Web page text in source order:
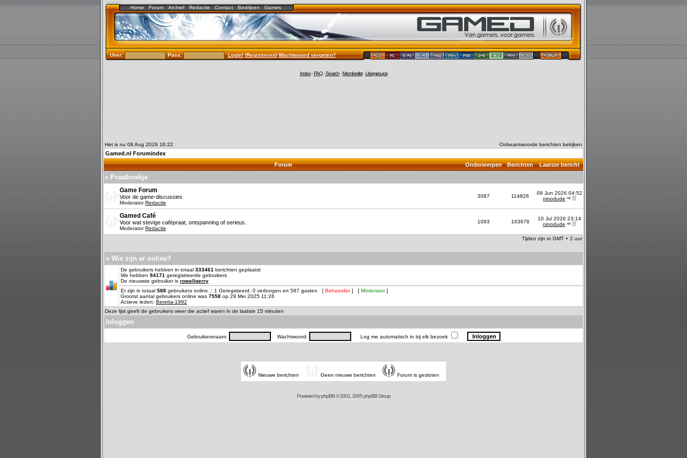
Home Forum Archief Redactie Contact Bedrijven Games
User: Pass: Login!(Registreren)Wachtwoord vergeten?
Index-FAQ-Search-Memberlist-Usergroups
Het is nu 08 Aug 2026 16:22 Onbeantwoorde berichten bekijken
Gamed.nl Forumindex
Forum
Onderwerpen Berichten Laatste bericht
» Praathoekje
Game Forum
Voor de game-discussies
ModeratorRedactie
3087 114826
09 Jun 2026 04:52
ninodude
Gamed Café
Voor wat stevige cafépraat, ontspanning of serieus.
ModeratorRedactie
1093 163676
10 Jul 2026 23:14
ninodude
Tijden zijn in GMT + 2 uur
» Wie zijn er online?
De gebruikers hebben in totaal 333461 berichten geplaatst
We hebben 94171 geregistreerde gebruikers
De nieuwste gebruiker is rowellgerry
Er zijn in totaal 588 gebruikers online :: 1 Geregisteerd, 0 verborgen en 587 gasten [ Beheerder] [ Moderator]
Grootst aantal gebruikers online was 7558 op 29 Mei 2025 11:26
Actieve leden: Beretta-1992
Deze lijst geeft de gebruikers weer die actief waren in de laatste 15 minuten
Inloggen
Gebruikersnaam: Wachtwoord: Log me automatisch in bij elk bezoek
Nieuwe berichten Geen nieuwe berichten Forum is gesloten
Powered byphpBB© 2001, 2005 phpBB Group